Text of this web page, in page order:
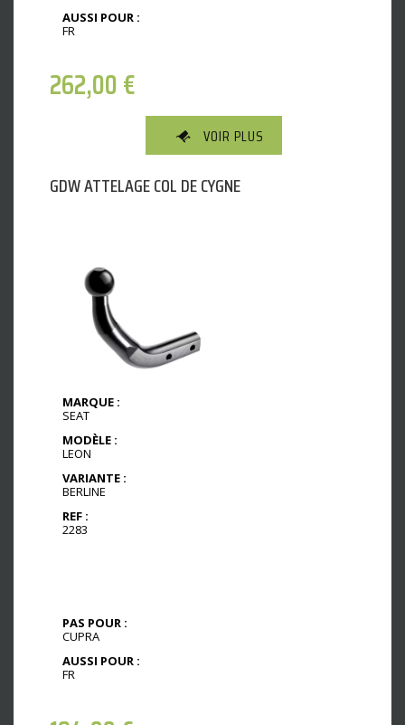
AUSSI POUR :
FR
262,00€
VOIR PLUS
GDW ATTELAGE COL DE CYGNE
MARQUE :
SEAT
MODÈLE :
LEON
VARIANTE :
BERLINE
REF :
2283
PAS POUR :
CUPRA
AUSSI POUR :
FR